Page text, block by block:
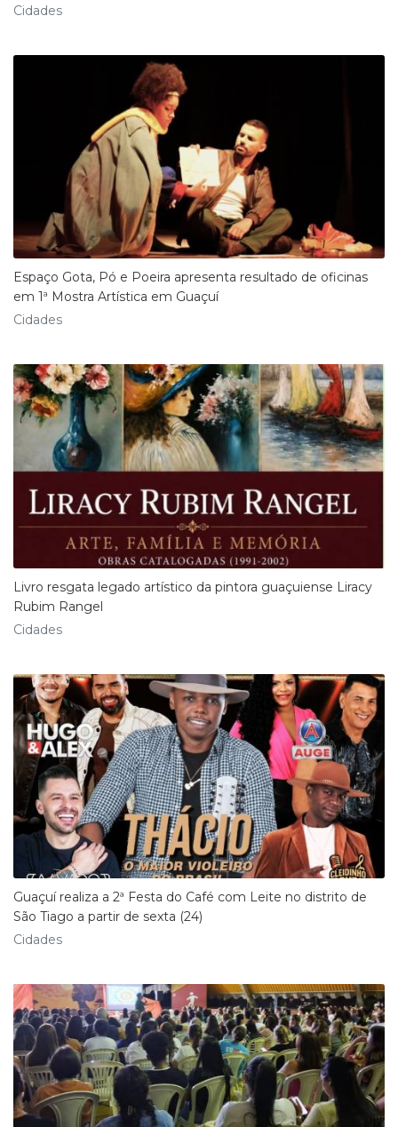
Cidades
Espaço Gota, Pó e Poeira apresenta resultado de oficinas
em 1ª Mostra Artística em Guaçuí
Cidades
Livro resgata legado artístico da pintora guaçuiense Liracy
Rubim Rangel
Cidades
Guaçuí realiza a 2ª Festa do Café com Leite no distrito de
São Tiago a partir de sexta (24)
Cidades